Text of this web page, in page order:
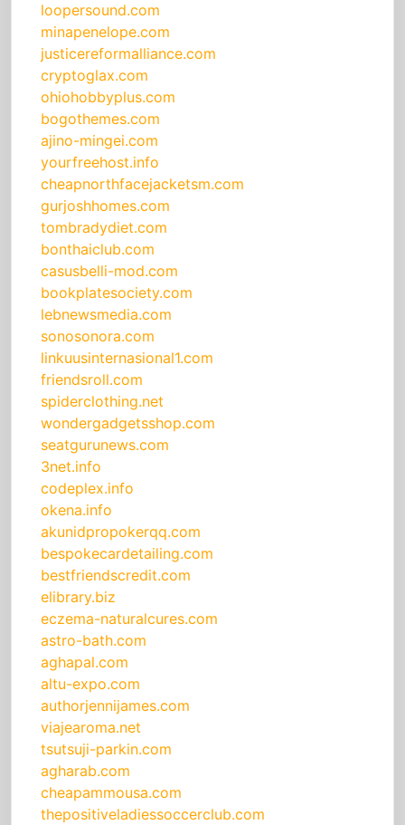
loopersound.com
minapenelope.com
justicereformalliance.com
cryptoglax.com
ohiohobbyplus.com
bogothemes.com
ajino-mingei.com
yourfreehost.info
cheapnorthfacejacketsm.com
gurjoshhomes.com
tombradydiet.com
bonthaiclub.com
casusbelli-mod.com
bookplatesociety.com
lebnewsmedia.com
sonosonora.com
linkuusinternasional1.com
friendsroll.com
spiderclothing.net
wondergadgetsshop.com
seatgurunews.com
3net.info
codeplex.info
okena.info
akunidpropokerqq.com
bespokecardetailing.com
bestfriendscredit.com
elibrary.biz
eczema-naturalcures.com
astro-bath.com
aghapal.com
altu-expo.com
authorjennijames.com
viajearoma.net
tsutsuji-parkin.com
agharab.com
cheapammousa.com
thepositiveladiessoccerclub.com